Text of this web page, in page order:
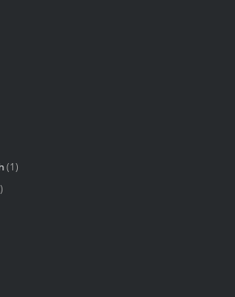
(1)